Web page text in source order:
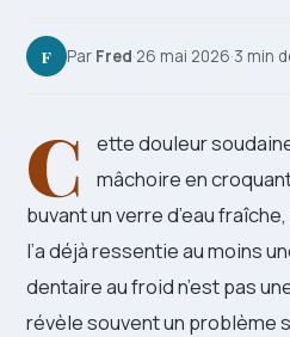
F Par Fred·26 mai 2026·3 min
C
ette douleur
mâchoire en
buvant un verre d’eau
l’a déjà ressentie au moins
dentaire au froid n’est pas
révèle souvent un problème